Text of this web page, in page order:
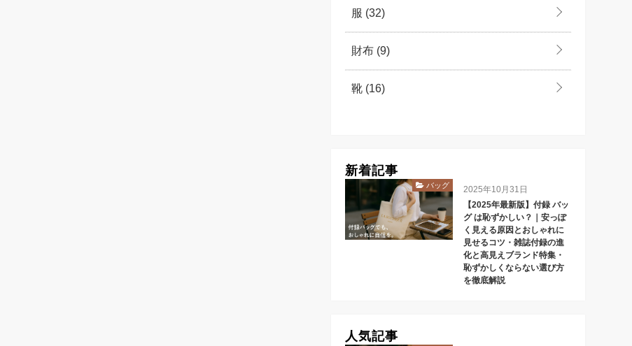
服 (32)
財布 (9)
靴 (16)
新着記事
バッグ
2025年10月31日
【2025年最新版】付録 バッ
グ は恥ずかしい？｜安っぽ
く見える原因とおしゃれに
見せるコツ・雑誌付録の進
化と高見えブランド特集・
恥ずかしくならない選び方
を徹底解説
人気記事